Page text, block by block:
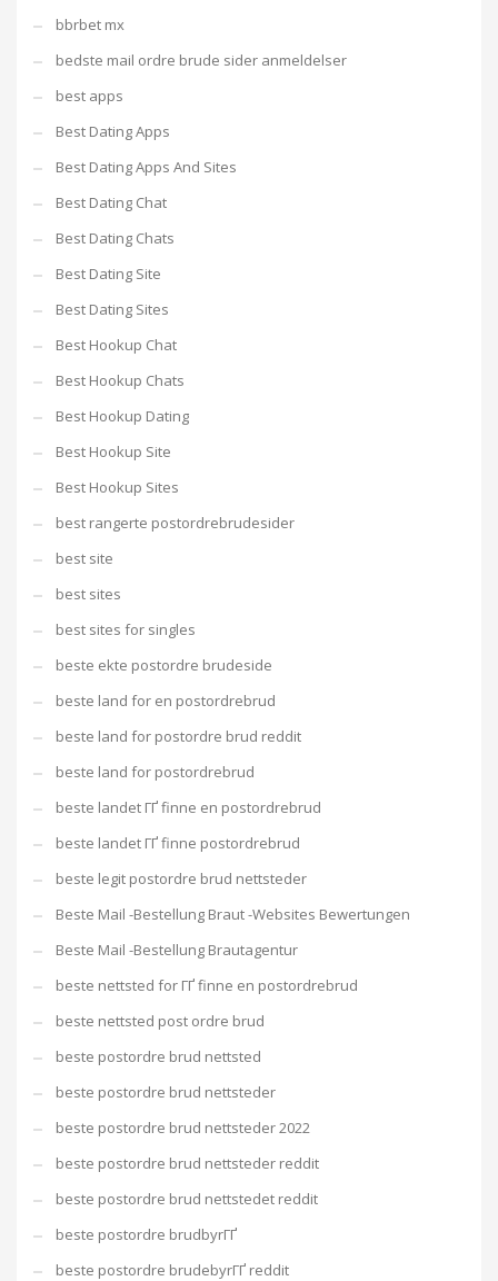
bbrbet mx
bedste mail ordre brude sider anmeldelser
best apps
Best Dating Apps
Best Dating Apps And Sites
Best Dating Chat
Best Dating Chats
Best Dating Site
Best Dating Sites
Best Hookup Chat
Best Hookup Chats
Best Hookup Dating
Best Hookup Site
Best Hookup Sites
best rangerte postordrebrudesider
best site
best sites
best sites for singles
beste ekte postordre brudeside
beste land for en postordrebrud
beste land for postordre brud reddit
beste land for postordrebrud
beste landet ГҐ finne en postordrebrud
beste landet ГҐ finne postordrebrud
beste legit postordre brud nettsteder
Beste Mail -Bestellung Braut -Websites Bewertungen
Beste Mail -Bestellung Brautagentur
beste nettsted for ГҐ finne en postordrebrud
beste nettsted post ordre brud
beste postordre brud nettsted
beste postordre brud nettsteder
beste postordre brud nettsteder 2022
beste postordre brud nettsteder reddit
beste postordre brud nettstedet reddit
beste postordre brudbyrГҐ
beste postordre brudebyrГҐ reddit